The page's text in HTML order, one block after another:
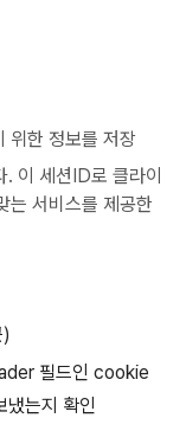
위한 정보를 저장
이 세션ID로 클라이
는 서비스를 제공한
필드인 cookie
냈는지 확인